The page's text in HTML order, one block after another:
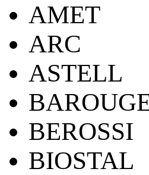
AMET
ARC
ASTELL
BEROSSI
BIOSTAL